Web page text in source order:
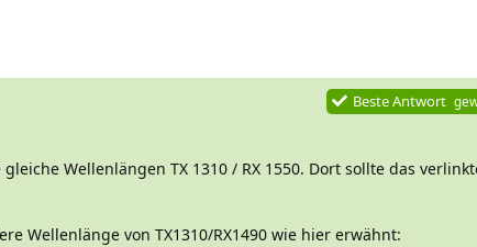
Beste Antwort
Wellenlängen TX 1310 / RX 1550. Dort sollte das
Wellenlänge von TX1310/RX1490 wie hier erwähnt: